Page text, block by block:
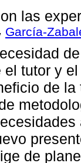
las
García-
el tutor y
de
de